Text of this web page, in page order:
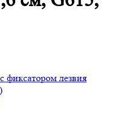
фиксатором лезвия